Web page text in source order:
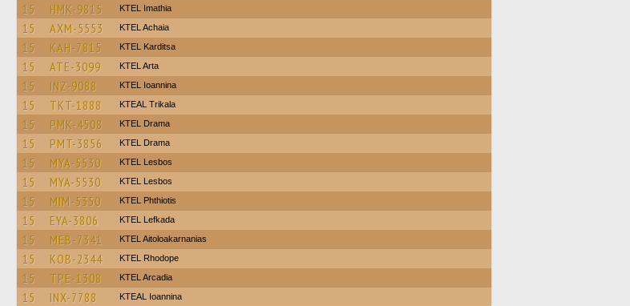
15 HMK-9815 KTEL Imathia
15 AXM-5553 KTEL Achaia
15 KAH-7815 ΚΤΕL Karditsa
15 ATE-3099 KTEL Arta
15 INZ-9088 KTEL Ioannina
15 TKT-1888 KTEAL Trikala
15 PMK-4508 KTEL Drama
15 PMT-3856 KTEL Drama
15 MYA-5530 KTEL Lesbos
15 MYA-5530 KTEL Lesbos
15 MIM-5350 ΚΤΕL Phthiotis
15 EYA-3806 KTEL Lefkada
15 MEB-7341 KTEL Aitoloakarnanias
15 KOB-2344 KTEL Rhodope
15 TPE-1308 KTEL Arcadia
15 INX-7788 KTEAL Ioannina